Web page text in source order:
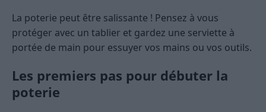
La poterie peut être salissante ! Pensez à vous
protéger avec un tablier et gardez une serviette à
portée de main pour essuyer vos mains ou vos outils.
Les premiers pas pour débuter la
poterie